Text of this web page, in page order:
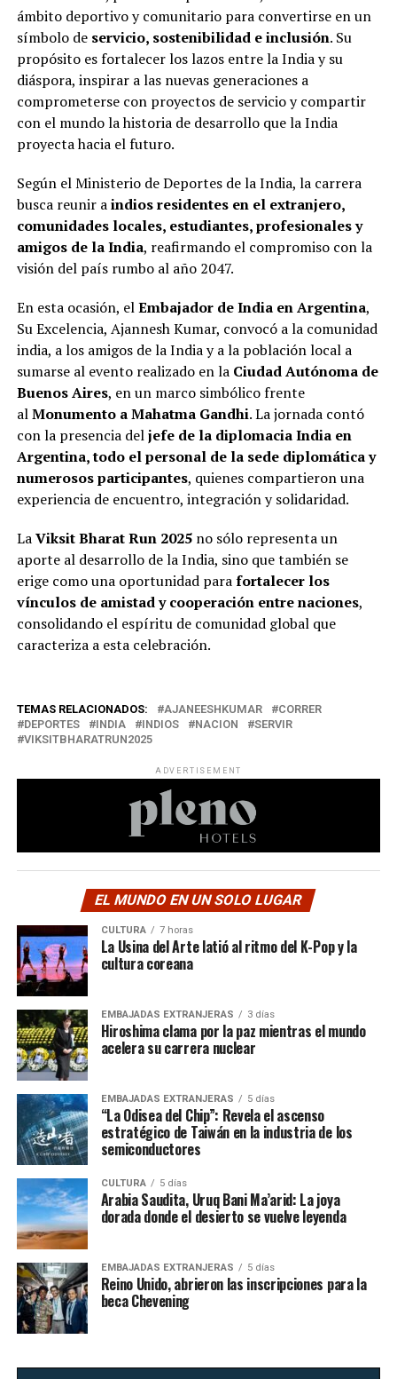
ámbito deportivo y comunitario para convertirse en un
símbolo de servicio, sostenibilidad e inclusión. Su
propósito es fortalecer los lazos entre la India y su
diáspora, inspirar a las nuevas generaciones a
comprometerse con proyectos de servicio y compartir
con el mundo la historia de desarrollo que la India
proyecta hacia el futuro.
Según el Ministerio de Deportes de la India, la carrera
busca reunir aindios residentes en el extranjero,
comunidades locales, estudiantes, profesionales y
amigos de la India, reafirmando el compromiso con la
visión del país rumbo al año 2047.
En esta ocasión, elEmbajador de India en Argentina,
Su Excelencia, Ajannesh Kumar, convocó a la comunidad
india, a los amigos de la India y a la población local a
sumarse al evento realizado en la Ciudad Autónoma de
Buenos Aires, en un marco simbólico frente
alMonumento a Mahatma Gandhi. La jornada contó
con la presencia deljefe de la diplomacia India en
Argentina, todo el personal de la sede diplomática y
numerosos participantes, quienes compartieron una
experiencia de encuentro, integración y solidaridad.
LaViksit Bharat Run 2025no sólo representa un
aporte al desarrollo de la India, sino que también se
erige como una oportunidad parafortalecer los
vínculos de amistad y cooperación entre naciones,
consolidando el espíritu de comunidad global que
caracteriza a esta celebración.
TEMAS RELACIONADOS: AJANEESHKUMAR
CORRER
DEPORTES
INDIA INDIOS NACION
SERVIR
VIKSITBHARATRUN2025
ADVERTISEMENT
EL MUNDO EN UN SOLO LUGAR
CULTURA 7 horas
La Usina del Arte latió al ritmo del K-Pop y la
cultura coreana
EMBAJADAS EXTRANJERAS 3 días
Hiroshima clama por la paz mientras el mundo
acelera su carrera nuclear
EMBAJADAS EXTRANJERAS 5 días
“La Odisea del Chip”: Revela el ascenso
estratégico de Taiwán en la industria de los
semiconductores
CULTURA 5 días
Arabia Saudita, Uruq Bani Ma’arid: La joya
dorada donde el desierto se vuelve leyenda
EMBAJADAS EXTRANJERAS 5 días
Reino Unido, abrieron las inscripciones para la
beca Chevening